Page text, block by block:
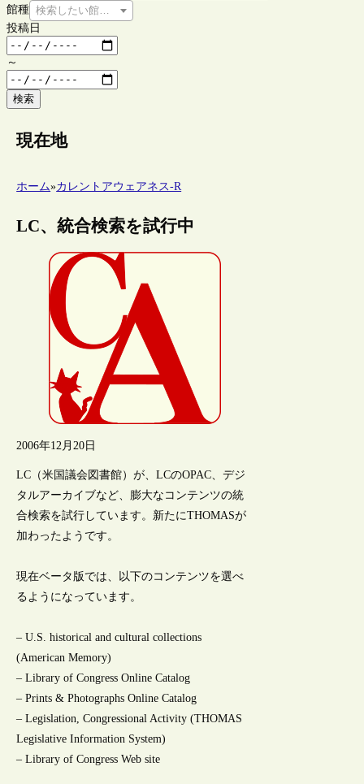
館種 検索したい館種を選択してください
投稿日
～
検索
現在地
ホーム»カレントアウェアネス-R
LC、統合検索を試行中
2006年12月20日
LC（米国議会図書館）が、LCのOPAC、デジ
タルアーカイブなど、膨大なコンテンツの統
合検索を試行しています。新たにTHOMASが
加わったようです。
現在ベータ版では、以下のコンテンツを選べ
るようになっています。
– U.S. historical and cultural collections
(American Memory)
– Library of Congress Online Catalog
– Prints & Photographs Online Catalog
– Legislation, Congressional Activity (THOMAS
Legislative Information System)
– Library of Congress Web site